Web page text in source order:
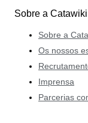
Sobre a Catawiki
Sobre a
Os nossos
Imprensa
Parcerias